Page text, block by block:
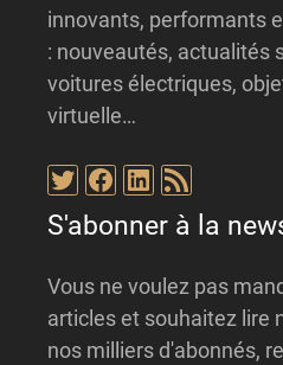
innovants, performants
: nouveautés, actualités
voitures électriques,
virtuelle…
Twitter
Facebook
LinkedIn
Flux RSS
S'abonner à la
Vous ne voulez pas
articles et souhaitez lire
nos milliers d'abonnés,